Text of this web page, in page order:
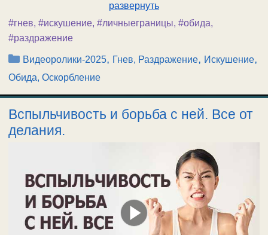
развернуть
#гнев, #искушение, #личныеграницы, #обида,
#раздражение
Рубрики
Видеоролики-2025, Гнев, Раздражение, Искушение,
Обида, Оскорбление
Вспыльчивость и борьба с ней. Все от
делания.